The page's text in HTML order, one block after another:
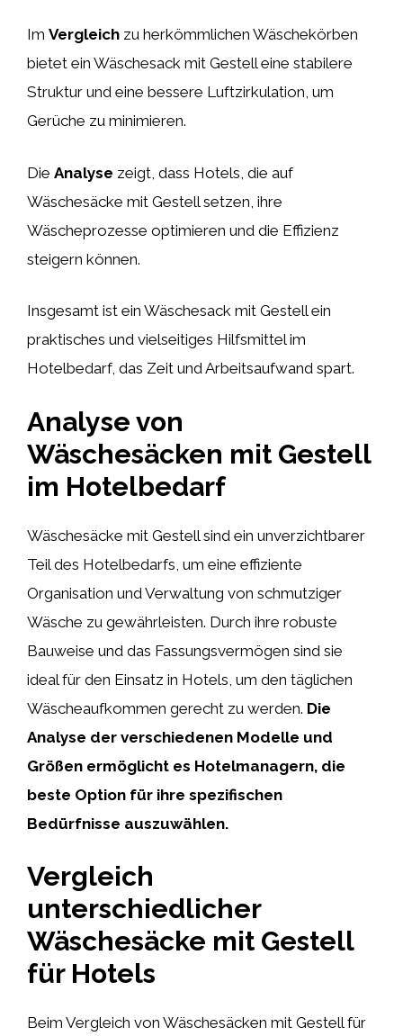
Im Vergleich zu herkömmlichen Wäschekörben
bietet ein Wäschesack mit Gestell eine stabilere
Struktur und eine bessere Luftzirkulation, um
Gerüche zu minimieren.
Die Analyse zeigt, dass Hotels, die auf
Wäschesäcke mit Gestell setzen, ihre
Wäscheprozesse optimieren und die Effizienz
steigern können.
Insgesamt ist ein Wäschesack mit Gestell ein
praktisches und vielseitiges Hilfsmittel im
Hotelbedarf, das Zeit und Arbeitsaufwand spart.
Analyse von
Wäschesäcken mit Gestell
im Hotelbedarf
Wäschesäcke mit Gestell sind ein unverzichtbarer
Teil des Hotelbedarfs, um eine effiziente
Organisation und Verwaltung von schmutziger
Wäsche zu gewährleisten. Durch ihre robuste
Bauweise und das Fassungsvermögen sind sie
ideal für den Einsatz in Hotels, um den täglichen
Wäscheaufkommen gerecht zu werden. Die
Analyse der verschiedenen Modelle und
Größen ermöglicht es Hotelmanagern, die
beste Option für ihre spezifischen
Bedürfnisse auszuwählen.
Vergleich
unterschiedlicher
Wäschesäcke mit Gestell
für Hotels
Beim Vergleich von Wäschesäcken mit Gestell für